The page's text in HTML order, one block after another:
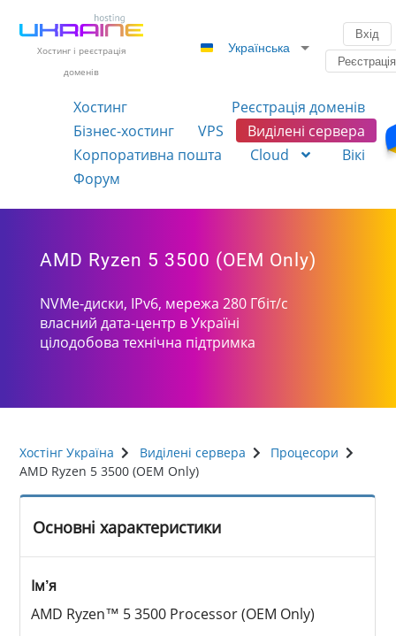
Хостинг і реєстрація
доменів
Українська
Вхід
Реєстрація
Хостинг
Реєстрація доменів
Бізнес-хостинг
VPS
Виділені сервера
Корпоративна пошта
Cloud
Вікі
Форум
AMD Ryzen 5 3500 (OEM Only)
NVMe-диски, IPv6, мережа 280 Гбіт/с
власний дата-центр в Україні
цілодобова технічна підтримка
Хостінг Україна Виділені сервера
Процесори
AMD Ryzen 5 3500 (OEM Only)
Основні характеристики
Ім’я
AMD Ryzen™ 5 3500 Processor (OEM Only)